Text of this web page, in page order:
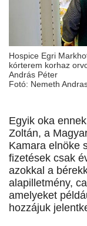
Hospice Egri
kórterem korhaz
András Péter
Fotó: Nemeth
Egyik oka
Zoltán, a
Kamara elnöke
fizetések csak
azokkal a
alapilletmény,
amelyeket
hozzájuk